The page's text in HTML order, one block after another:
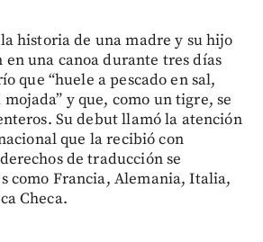
historia de una madre y su hijo
una canoa durante tres días
que “huele a pescado en sal,
y que, como un tigre, se
Su debut llamó la atención
que la recibió con
de traducción se
como Francia, Alemania, Italia,
Checa.